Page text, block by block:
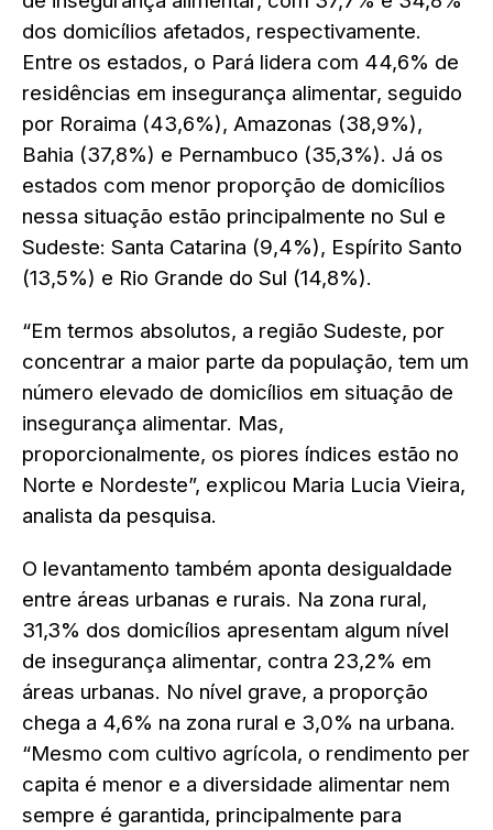
dos domicílios afetados, respectivamente.
Entre os estados, o Pará lidera com 44,6% de
residências em insegurança alimentar, seguido
por Roraima (43,6%), Amazonas (38,9%),
Bahia (37,8%) e Pernambuco (35,3%). Já os
estados com menor proporção de domicílios
nessa situação estão principalmente no Sul e
Sudeste: Santa Catarina (9,4%), Espírito Santo
(13,5%) e Rio Grande do Sul (14,8%).
“Em termos absolutos, a região Sudeste, por
concentrar a maior parte da população, tem um
número elevado de domicílios em situação de
insegurança alimentar. Mas,
proporcionalmente, os piores índices estão no
Norte e Nordeste”, explicou Maria Lucia Vieira,
analista da pesquisa.
O levantamento também aponta desigualdade
entre áreas urbanas e rurais. Na zona rural,
31,3% dos domicílios apresentam algum nível
de insegurança alimentar, contra 23,2% em
áreas urbanas. No nível grave, a proporção
chega a 4,6% na zona rural e 3,0% na urbana.
“Mesmo com cultivo agrícola, o rendimento per
capita é menor e a diversidade alimentar nem
sempre é garantida, principalmente para